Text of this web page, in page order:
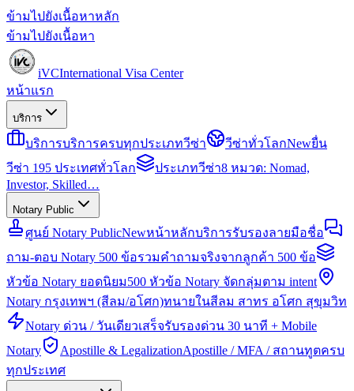
ข้ามไปยังเนื้อหาหลัก
ข้ามไปยังเนื้อหา
iVCInternational Visa Center
หน้าแรก
บริการ
บริการบริการครบทุกประเภทวีซ่า วีซ่าทั่วโลกNewยื่น
วีซ่า 195 ประเทศทั่วโลก
ประเภทวีซ่า8 หมวด: Nomad,
Investor, Skilled…
Notary Public
ศูนย์ Notary PublicNewหน้าหลักบริการรับรองลายมือชื่อ
ถาม-ตอบ Notary 500 ข้อรวมคำถามจริงจากลูกค้า 500 ข้อ
หัวข้อ Notary ยอดนิยม500 หัวข้อ Notary จัดกลุ่มตาม intent
Notary กรุงเทพฯ (สีลม/อโศก)ทนายในสีลม สาทร อโศก สุขุมวิท
Notary ด่วน / วันเดียวเสร็จรับรองด่วน 30 นาที + Mobile
Notary
Apostille & LegalizationApostille / MFA / สถานทูตครบ
ทุกประเทศ